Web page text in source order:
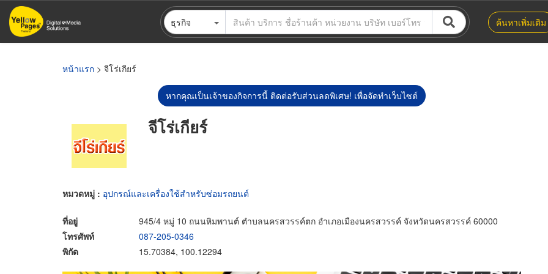
ข้าม
ไป
ธุรกิจ ค้นหาเพิ่มเติม
หน้าแรก > จีโร่เกียร์
หากคุณเป็นเจ้าของกิจการนี้ ติดต่อรับส่วนลดพิเศษ! เพื่อจัดทำเว็บไซต์
จีโร่เกียร์
หมวดหมู่ : อุปกรณ์และเครื่องใช้สำหรับซ่อมรถยนต์
ที่อยู่
945/4 หมู่ 10 ถนนหิมพานต์ ตำบลนครสวรรค์ตก อำเภอเมืองนครสวรรค์ จังหวัดนครสวรรค์ 60000
โทรศัพท์
087-205-0346
พิกัด
15.70384, 100.12294